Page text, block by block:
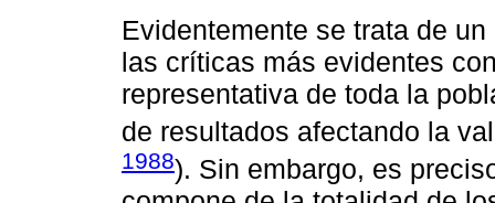
Evidentemente se trata de
las críticas más evidentes
representativa de toda la
de resultados afectando la
1988). Sin embargo, es